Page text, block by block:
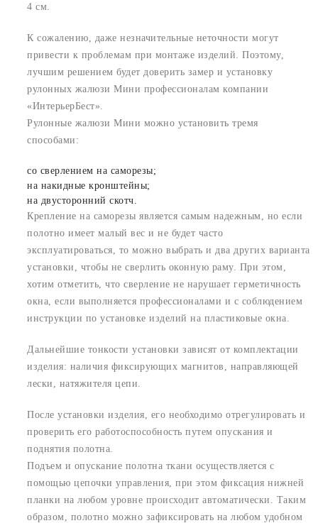
4 см.
К сожалению, даже незначительные неточности могут
привести к проблемам при монтаже изделий. Поэтому,
лучшим решением будет доверить замер и установку
рулонных жалюзи Мини профессионалам компании
«ИнтерьерБест».
Рулонные жалюзи Мини можно установить тремя
способами:
со сверлением на саморезы;
на накидные кронштейны;
на двусторонний скотч.
Крепление на саморезы является самым надежным, но если
полотно имеет малый вес и не будет часто
эксплуатироваться, то можно выбрать и два других варианта
установки, чтобы не сверлить оконную раму. При этом,
хотим отметить, что сверление не нарушает герметичность
окна, если выполняется профессионалами и с соблюдением
инструкции по установке изделий на пластиковые окна.
Дальнейшие тонкости установки зависят от комплектации
изделия: наличия фиксирующих магнитов, направляющей
лески, натяжителя цепи.
После установки изделия, его необходимо отрегулировать и
проверить его работоспособность путем опускания и
поднятия полотна.
Подъем и опускание полотна ткани осуществляется с
помощью цепочки управления, при этом фиксация нижней
планки на любом уровне происходит автоматически. Таким
образом, полотно можно зафиксировать на любом удобном